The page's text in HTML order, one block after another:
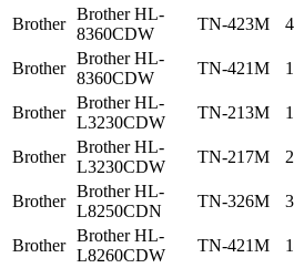
Brother
Brother HL-
8360CDW
TN-423M
Brother
Brother HL-
8360CDW
TN-421M
Brother
Brother HL-
L3230CDW
TN-213M
Brother
Brother HL-
L3230CDW
TN-217M
Brother
Brother HL-
L8250CDN
TN-326M
Brother
Brother HL-
L8260CDW
TN-421M